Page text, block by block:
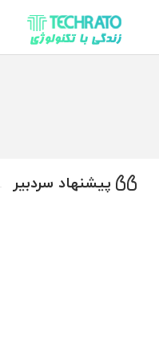
تکراتو – زندگی با
پیشنهاد سردبیر